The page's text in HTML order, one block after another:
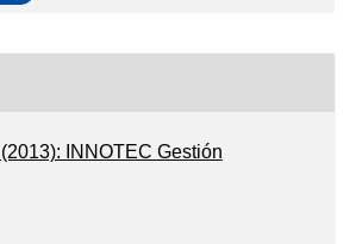
INNOTEC Gestión